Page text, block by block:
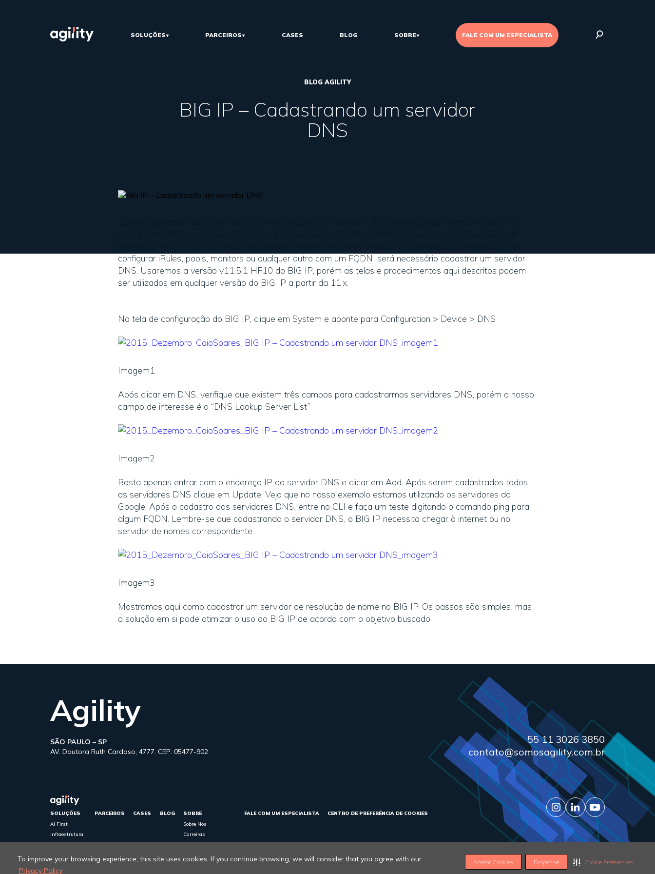
To improve your browsing experience, this site uses cookies. If you continue browsing, we will consider that you agree with our
Privacy Policy
Accept Cookies Dispense Cookie Preferences
SOLUÇÕES PARCEIROS CASES BLOG SOBRE FALE COM UM ESPECIALISTA
BLOG AGILITY
BIG IP – Cadastrando um servidor
DNS
configurar iRules, pools, monitors ou qualquer outro com um FQDN, será necessário cadastrar um servidor
DNS. Usaremos a versão v11.5.1 HF10 do BIG IP, porém as telas e procedimentos aqui descritos podem
ser utilizados em qualquer versão do BIG IP a partir da 11.x.
Na tela de configuração do BIG IP, clique em System e aponte para Configuration > Device > DNS
Imagem1
Após clicar em DNS, verifique que existem três campos para cadastrarmos servidores DNS, porém o nosso
campo de interesse é o “DNS Lookup Server List”
Imagem2
Basta apenas entrar com o endereço IP do servidor DNS e clicar em Add. Após serem cadastrados todos
os servidores DNS clique em Update. Veja que no nosso exemplo estamos utilizando os servidores do
Google. Após o cadastro dos servidores DNS, entre no CLI e faça um teste digitando o comando ping para
algum FQDN. Lembre-se que cadastrando o servidor DNS, o BIG IP necessita chegar à internet ou no
servidor de nomes correspondente.
Imagem3
Mostramos aqui como cadastrar um servidor de resolução de nome no BIG IP. Os passos são simples, mas
a solução em si pode otimizar o uso do BIG IP de acordo com o objetivo buscado.
Agility
SÃO PAULO – SP
AV. Doutora Ruth Cardoso, 4777. CEP: 05477-902
SOLUÇÕES
AI First
Infraestrutura
cibersegurança
PARCEIROS CASES BLOG
SOBRE
Sobre Nós
Carreiras
Política de Privacidade
FALE COM UM ESPECIALISTA CENTRO DE PREFERÊNCIA DE COOKIES
55 11 3026 3850
contato@somosagility.com.br
© 2026 Agility. All rights reserved.